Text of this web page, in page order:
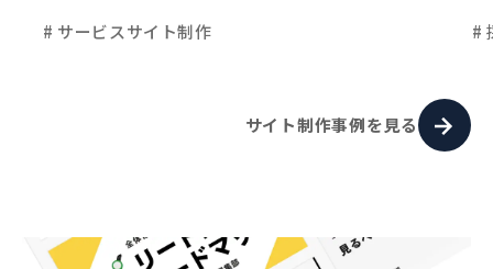
# サービスサイト制作
#
サイト制作事例を見る